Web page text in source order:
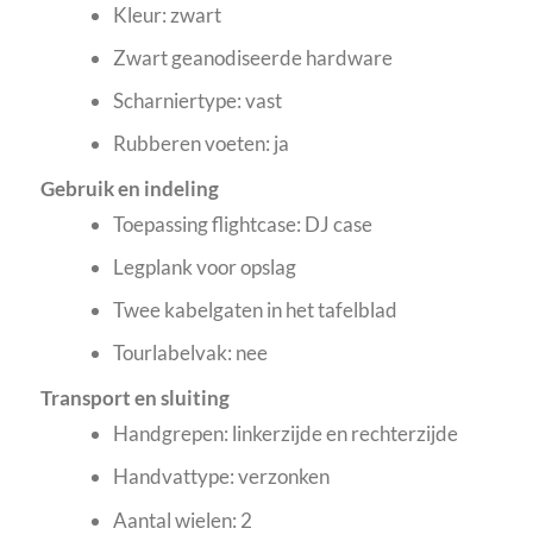
Kleur: zwart
Zwart geanodiseerde hardware
Scharniertype: vast
Rubberen voeten: ja
Gebruik en indeling
Toepassing flightcase: DJ case
Legplank voor opslag
Twee kabelgaten in het tafelblad
Tourlabelvak: nee
Transport en sluiting
Handgrepen: linkerzijde en rechterzijde
Handvattype: verzonken
Aantal wielen: 2